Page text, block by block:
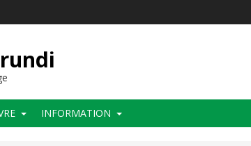
INFORMATION